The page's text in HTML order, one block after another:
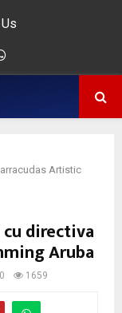
Artistic
directiva
Aruba
0 1659